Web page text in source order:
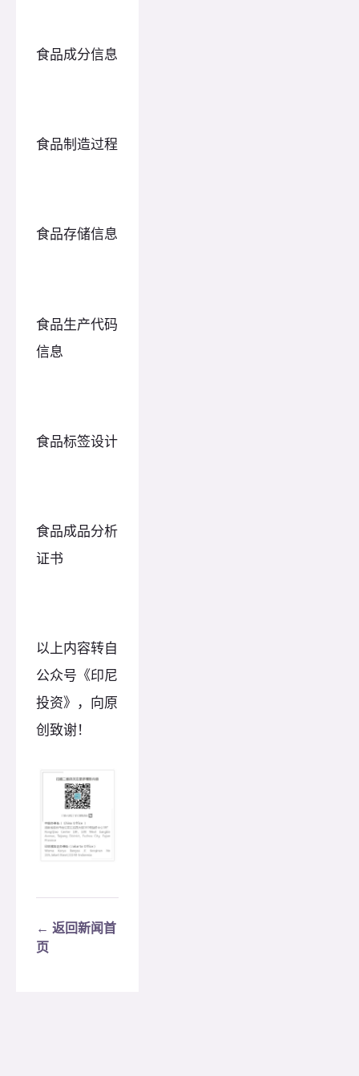
食品成分信息
食品制造过程
食品存储信息
食品生产代码
信息
食品标签设计
食品成品分析
证书
以上内容转自
公众号《印尼
投资》，向原
创致谢！
← 返回新闻首
页